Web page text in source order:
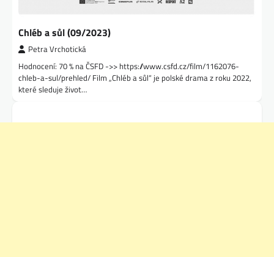
Chléb a sůl (09/2023)
Petra Vrchotická
Hodnocení: 70 % na ČSFD ->> https://www.csfd.cz/film/1162076-
chleb-a-sul/prehled/ Film „Chléb a sůl“ je polské drama z roku 2022,
které sleduje život…